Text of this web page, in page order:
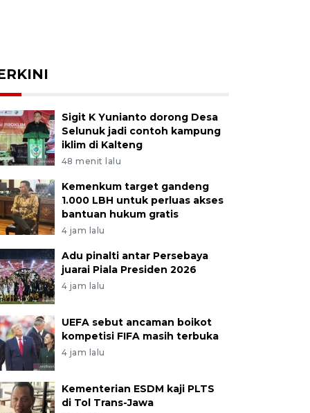
Sigit K Yunianto dorong Desa
Selunuk jadi contoh kampung
iklim di Kalteng
48 menit lalu
Kemenkum target gandeng
1.000 LBH untuk perluas akses
bantuan hukum gratis
4 jam lalu
Adu pinalti antar Persebaya
juarai Piala Presiden 2026
4 jam lalu
UEFA sebut ancaman boikot
kompetisi FIFA masih terbuka
4 jam lalu
Kementerian ESDM kaji PLTS
di Tol Trans-Jawa